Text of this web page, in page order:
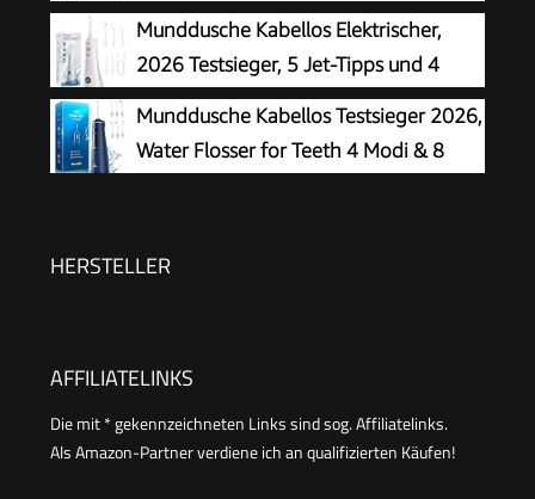
testen -SmoothFlow-Technologie für
optimale Zahn- & Zahnfleischpflege - 5 Modi -
PowerAkku 30 Tagen Laufzeit
Munddusche Kabellos Elektrischer,
2026 Testsieger, 5 Jet-Tipps und 4
Modi, Smart-Display, Zahnpflege und
Zahnreinigung Zwischenräume, Mundpflege,
Großer Tank, IPX7 Wasserdicht, für Hause und
Munddusche Kabellos Testsieger 2026,
Water Flosser for Teeth 4 Modi & 8
Zahndusche Mundspülung Elektrisch Oral
HERSTELLER
AFFILIATELINKS
Die mit * gekennzeichneten Links sind sog. Affiliatelinks.
Als Amazon-Partner verdiene ich an qualifizierten Käufen!